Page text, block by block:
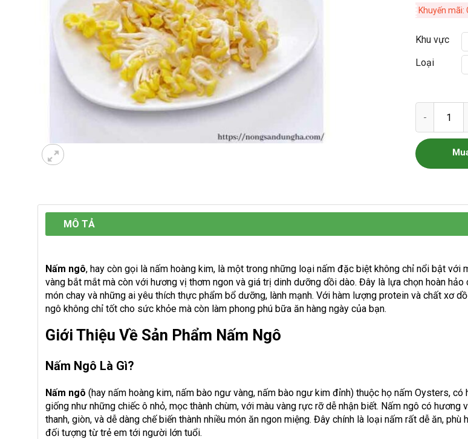
Khuyến mãi:
Khu vực
Loại
Nấm Ngô -
MÔ TẢ
Nấm ngô, hay còn gọi là nấm hoàng kim, là một trong những loại nấm đặc biệt không chỉ nổi bật với
vàng bắt mắt mà còn với hương vị thơm ngon và giá trị dinh dưỡng dồi dào. Đây là lựa chọn hoàn hảo
món chay và những ai yêu thích thực phẩm bổ dưỡng, lành mạnh. Với hàm lượng protein và chất xơ
ngô không chỉ tốt cho sức khỏe mà còn làm phong phú bữa ăn hàng ngày của bạn.
Giới Thiệu Về Sản Phẩm Nấm Ngô
Nấm Ngô Là Gì?
Nấm ngô (hay nấm hoàng kim, nấm bào ngư vàng, nấm bào ngư kim đỉnh) thuộc họ nấm Oysters, có
giống như những chiếc ô nhỏ, mọc thành chùm, với màu vàng rực rỡ dễ nhận biết. Nấm ngô có hương
thanh, giòn, và dễ dàng chế biến thành nhiều món ăn ngon miệng. Đây chính là loại nấm rất dễ ăn, phù
đối tượng từ trẻ em tới người lớn tuổi.